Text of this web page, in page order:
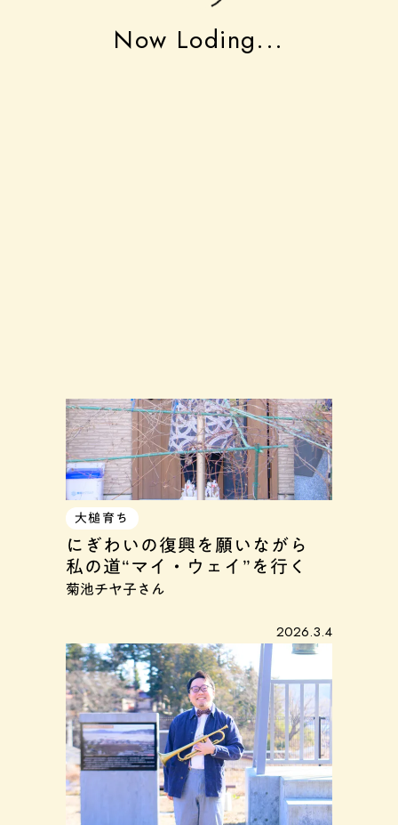
Now Loding...
大槌育ち
にぎわいの復興を願いながら
私の道“マイ・ウェイ”を行く
菊池チヤ子さん
2026.3.4